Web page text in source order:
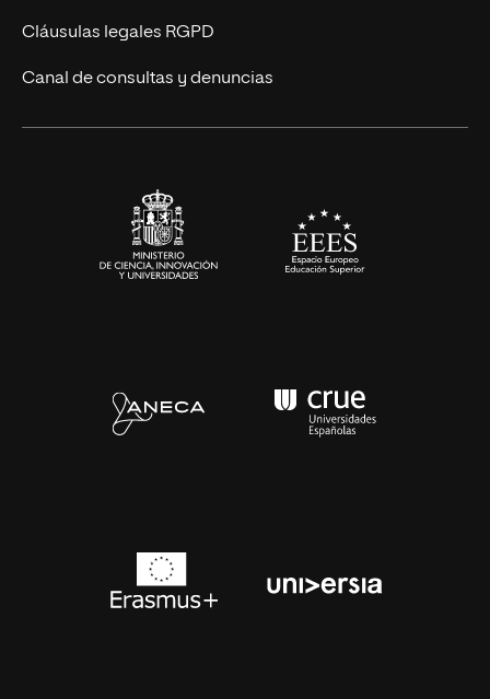
Diseño
Ciencias de la Salud
Cláusulas legales RGPD
Canal de consultas y denuncias